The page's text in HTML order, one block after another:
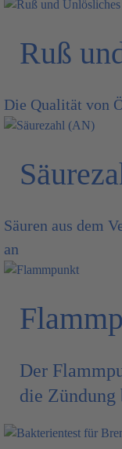
Ruß
Die Qualität von
Säuren aus dem
an
Der
die Zündung